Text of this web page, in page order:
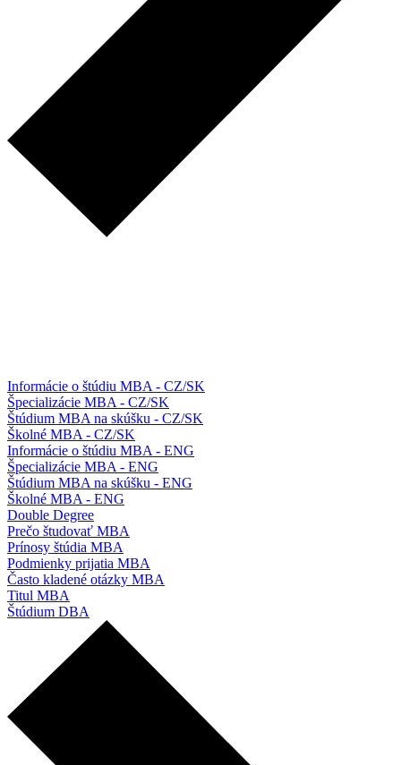
Informácie o štúdiu MBA - CZ/SK
Špecializácie MBA - CZ/SK
Štúdium MBA na skúšku - CZ/SK
Školné MBA - CZ/SK
Informácie o štúdiu MBA - ENG
Špecializácie MBA - ENG
Štúdium MBA na skúšku - ENG
Školné MBA - ENG
Double Degree
Prečo študovať MBA
Prínosy štúdia MBA
Podmienky prijatia MBA
Často kladené otázky MBA
Titul MBA
Štúdium DBA